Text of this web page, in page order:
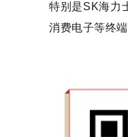
特别是SK海力
消费电子等终